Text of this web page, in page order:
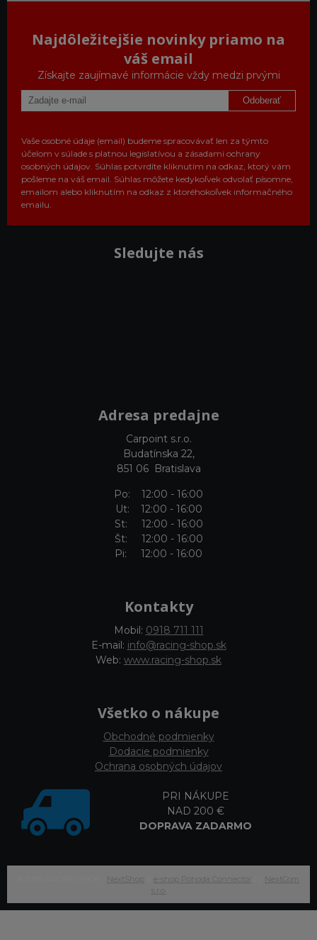
Najdôležitejšie novinky priamo na
váš email
Získajte zaujímavé informácie vždy medzi prvými
Odoberať
Vaše osobné údaje (email) budeme spracovávať len za týmto
účelom v súlade s platnou legislatívou a zásadami ochrany
osobných údajov. Súhlas potvrdíte kliknutím na odkaz, ktorý vám
pošleme na váš email. Súhlas môžete kedykoľvek odvolať písomne,
emailom alebo kliknutím na odkaz z ktoréhokoľvek informačného
emailu.
Sledujte nás
Adresa predajne
Carpoint s.r.o.
Budatínska 22,
851 06 Bratislava
Po: 12:00 - 16:00
Ut: 12:00 - 16:00
St: 12:00 - 16:00
Št: 12:00 - 16:00
Pi: 12:00 - 16:00
Kontakty
Mobil: 0918 711 111
E-mail: info@racing-shop.sk
Web: www.racing-shop.sk
Všetko o nákupe
Obchodné podmienky
Dodacie podmienky
Ochrana osobných údajov
PRI NÁKUPE
NAD 200 €
DOPRAVA ZADARMO
NextShop e-shop Pohoda Connector
NextCom